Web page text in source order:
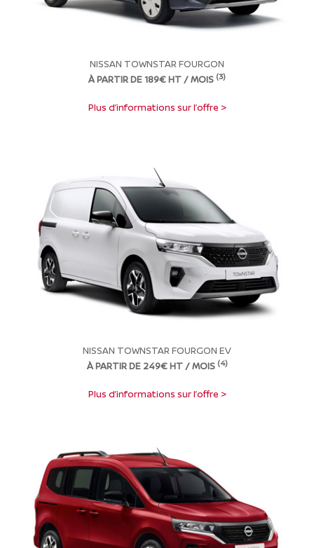
NISSAN TOWNSTAR FOURGON
À PARTIR DE 189€ HT / MOIS (3)
Plus d’informations sur l’offre >
NISSAN TOWNSTAR FOURGON EV
À PARTIR DE 249€ HT / MOIS (4)
Plus d’informations sur l’offre >